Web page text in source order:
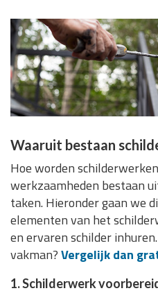
Waaruit bestaan
Hoe worden
werkzaamheden bestaan
taken. Hieronder gaan we
elementen van het
en ervaren schilder
vakman?Vergelijk dan
1. Schilderwerk